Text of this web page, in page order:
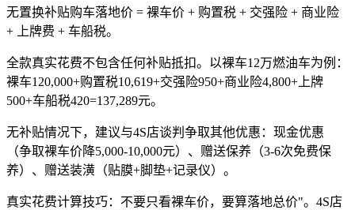
无置换补贴购车落地价 = 裸车价 + 购置税 + 交强险 + 商业险
+ 上牌费 + 车船税。
全款真实花费不包含任何补贴抵扣。以裸车12万燃油车为例：
裸车120,000+购置税10,619+交强险950+商业险4,800+上牌
500+车船税420=137,289元。
无补贴情况下，建议与4S店谈判争取其他优惠：现金优惠
（争取裸车价降5,000-10,000元）、赠送保养（3-6次免费保
养）、赠送装潢（贴膜+脚垫+记录仪）。
真实花费计算技巧：不要只看裸车价，要算落地总价"。4S店